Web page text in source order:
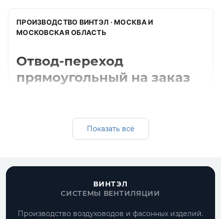
ПРОИЗВОДСТВО ВИНТЭЛ · МОСКВА И
МОСКОВСКАЯ ОБЛАСТЬ
Отвод-переход
прямоугольный на заказ
вентиляции: оцинкованная, черная и
нержавеющая сталь, подбор толщины,
Показать всё
ВИНТЭЛ
СИСТЕМЫ ВЕНТИЛЯЦИИ
Производство воздуховодов и фасонных изделий.